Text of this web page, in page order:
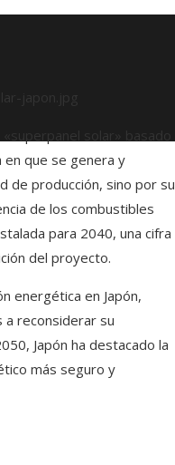
solar» basado
en que se genera y
de producción, sino por su
de los combustibles
para 2040, una cifra
del proyecto.
energética en Japón,
a reconsiderar su
Japón ha destacado la
más seguro y